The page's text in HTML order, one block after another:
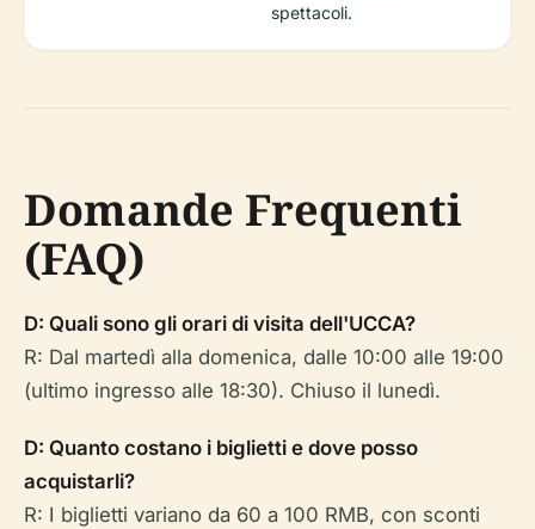
spettacoli.
Domande Frequenti
(FAQ)
D: Quali sono gli orari di visita dell'UCCA?
R: Dal martedì alla domenica, dalle 10:00 alle 19:00
(ultimo ingresso alle 18:30). Chiuso il lunedì.
D: Quanto costano i biglietti e dove posso
acquistarli?
R: I biglietti variano da 60 a 100 RMB, con sconti